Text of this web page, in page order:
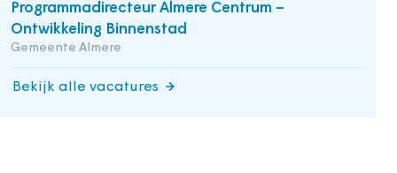
Programmadirecteur Almere Centrum –
Ontwikkeling Binnenstad
Gemeente Almere
Bekijk alle vacatures